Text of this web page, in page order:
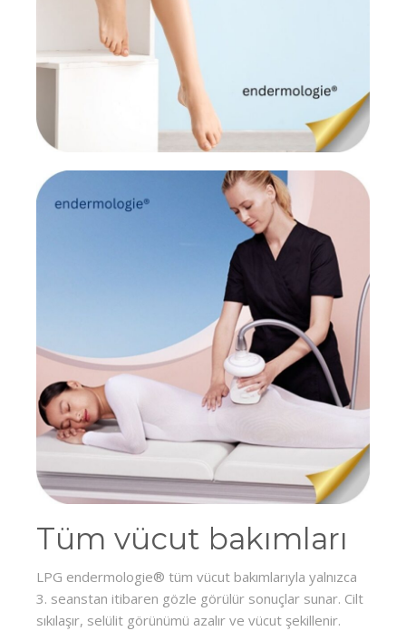
Tüm vücut bakımları
LPG endermologie® tüm vücut bakımlarıyla yalnızca
3. seanstan itibaren gözle görülür sonuçlar sunar. Cilt
sıkılaşır, selülit görünümü azalır ve vücut şekillenir.